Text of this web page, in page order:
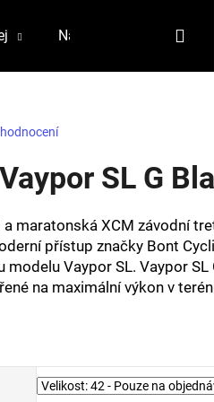
Napište nám
SL G
a maratonská XCM závodní
přístup značky Bont
modelu Vaypor SL. Vaypor
na maximální výkon v